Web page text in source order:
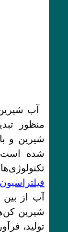
آب
منظور
شیرین و
شده است.
فیلتراسیون
آب از
شیرین
تولید،